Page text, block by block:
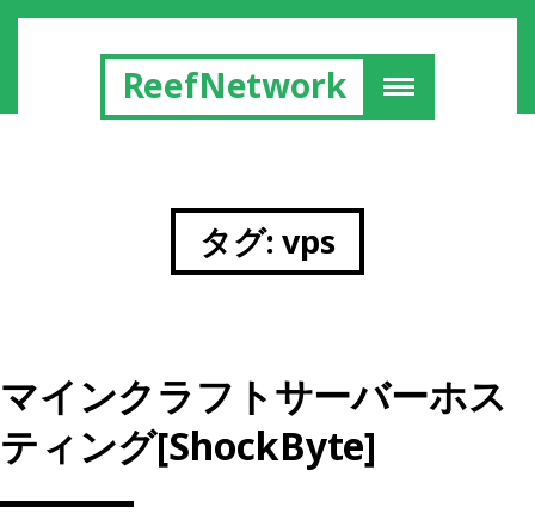
ReefNetwork
タグ:vps
マインクラフトサーバーホス
ティング[ShockByte]